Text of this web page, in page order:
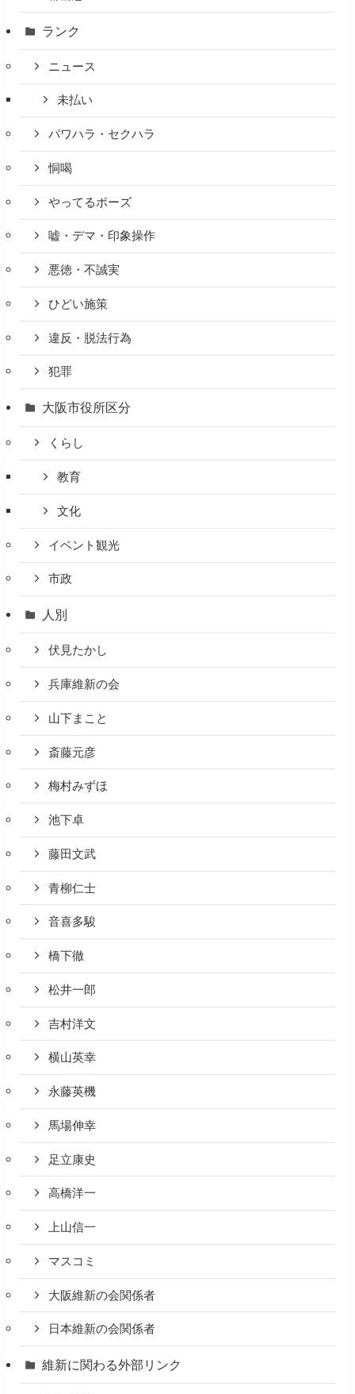
ランク
ニュース
未払い
パワハラ・セクハラ
恫喝
やってるポーズ
嘘・デマ・印象操作
悪徳・不誠実
ひどい施策
違反・脱法行為
犯罪
大阪市役所区分
くらし
教育
文化
イベント観光
市政
人別
伏見たかし
兵庫維新の会
山下まこと
斎藤元彦
梅村みずほ
池下卓
藤田文武
青柳仁士
音喜多駿
橋下徹
松井一郎
吉村洋文
横山英幸
永藤英機
馬場伸幸
足立康史
高橋洋一
上山信一
マスコミ
大阪維新の会関係者
日本維新の会関係者
維新に関わる外部リンク